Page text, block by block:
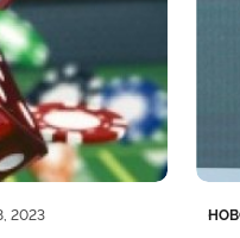
2023